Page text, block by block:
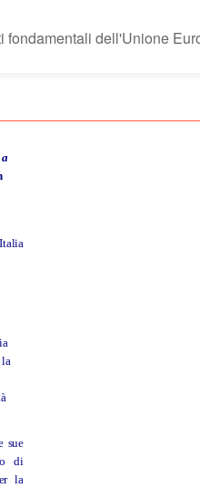
fondamentali dell'Unione
la
sue
di
la